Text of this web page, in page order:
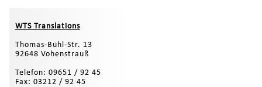
WTS Translations
Thomas-Bühl-Str. 13
92648 Vohenstrauß
Telefon: 09651 / 92 45
Fax: 03212 / 92 45